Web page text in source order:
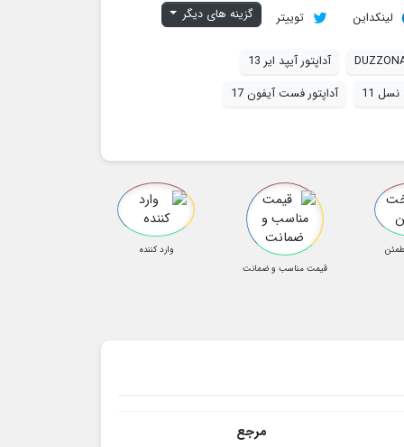
لینکداین توییتر گزینه های دیگر
آداپتور آیپد ایر 13
11
آداپتور فست آیفون 17
قیمت مناسب و ضمانت
وارد کننده
مرجع